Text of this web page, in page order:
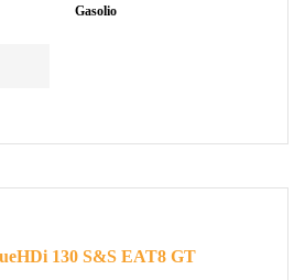
Gasolio
130 S&S EAT8 GT